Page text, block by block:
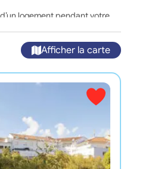
logement pendant votre
Afficher la carte